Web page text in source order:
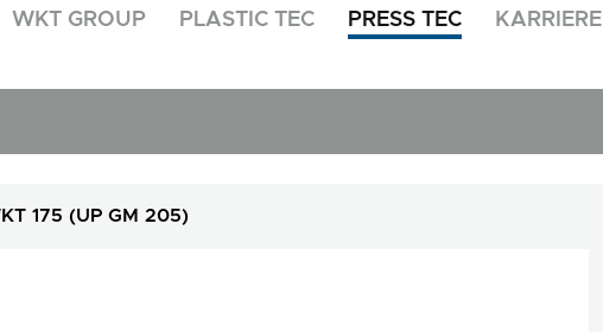
WKT GROUP PLASTIC TEC PRESS TEC KARRIERE
175 (UP GM 205)